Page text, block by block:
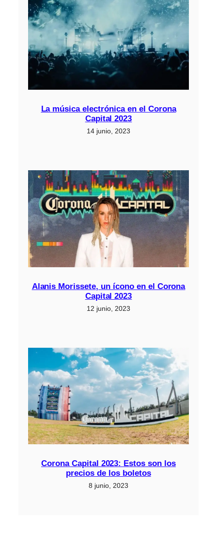
La música electrónica en el Corona
Capital 2023
14 junio, 2023
Alanis Morissete, un ícono en el Corona
Capital 2023
12 junio, 2023
Corona Capital 2023: Estos son los
precios de los boletos
8 junio, 2023